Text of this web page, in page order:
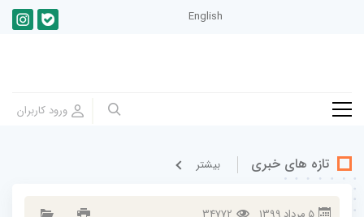
English
تازه های خبری بيشتر